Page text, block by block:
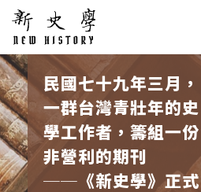
民國七十九年三月，
一群台灣青壯年的史
學工作者，籌組一份
非營利的期刊
──《新史學》正式